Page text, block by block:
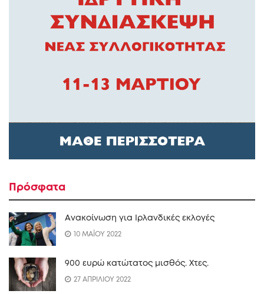
Πρόσφατα
Ανακοίνωση για Ιρλανδικές εκλογές
10 ΜΑΪΟΥ 2022
900 ευρώ κατώτατος μισθός. Xτες.
27 ΑΠΡΙΛΙΟΥ 2022